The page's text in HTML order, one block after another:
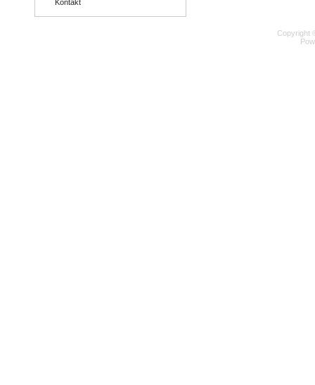
Kontakt
Copyright